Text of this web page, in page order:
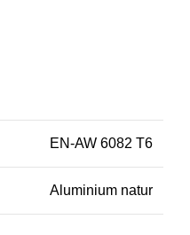
EN-AW 6082 T6
Aluminium natur